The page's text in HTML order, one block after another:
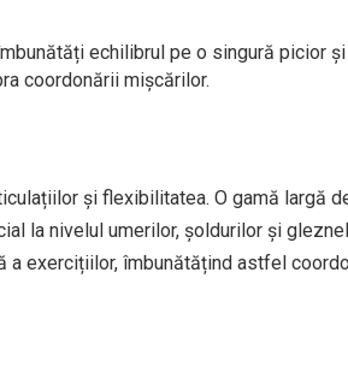
echilibrul pe o singură picior
coordonării mișcărilor.
și flexibilitatea. O gamă largă
la nivelul umerilor, șoldurilor și
exercițiilor, îmbunătățind astfel